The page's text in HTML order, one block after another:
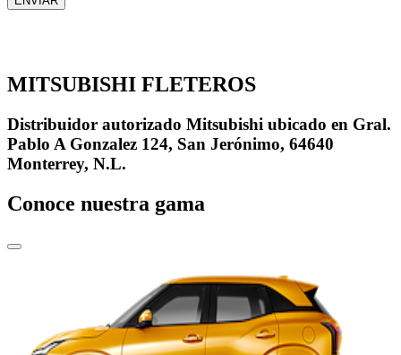
MITSUBISHI FLETEROS
Distribuidor autorizado Mitsubishi ubicado en Gral.
Pablo A Gonzalez 124, San Jerónimo, 64640
Monterrey, N.L.
Conoce nuestra gama